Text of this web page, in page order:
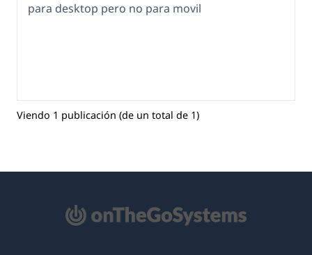
para desktop pero no para movil
Viendo 1 publicación (de un total de 1)